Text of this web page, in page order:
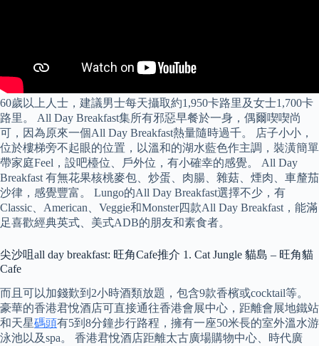
60歲以上人士，建議男士每天攝取約1,950卡路里及女士1,700卡
路里。 All Day Breakfast集所有邪惡早餐於一身，偶爾喫喫尚
可，因為原來一個All Day Breakfast熱量隨時過千。 店子小小，
位於樓梯旁不起眼的位置，以溫和的湖水藍色作主調，裝潢簡單
帶家庭Feel，設吧檯位、戶外位，有小確幸的感覺。 All Day
Breakfast 有無花果核桃麥包、炒蛋、肉腸、雜菇、煙肉、車釐茄
沙律，感覺豐富。 Lungo的All Day Breakfast選擇不少，有
Classic、American、Veggie和Monster四款All Day Breakfast，能滿
足喜歡經典英式、美式ADB的朋友和素食者。
尖沙咀all day breakfast: 旺角Cafe推介 1. Cat Jungle 貓島 – 旺角貓
Cafe
而且可以加錢歎到2小時酒類放題，包含9款香檳或cocktail等。
豪華的香港君悅酒店可直接通往香港會展中心，距離會展地鐵站
和天星碼頭有5到8分鐘步行路程，擁有一座50米長的室外溫水游
泳池以及spa。 香港君悅酒店距離太古廣場購物中心、時代廣